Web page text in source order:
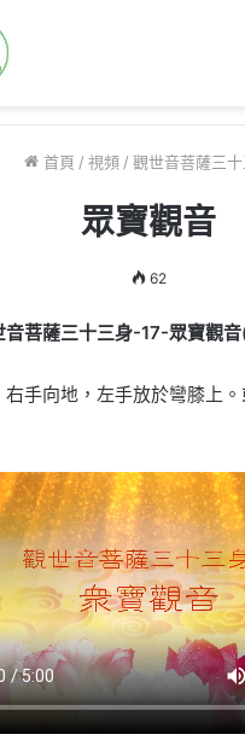
首頁 / 視頻 / 觀世音菩薩三
眾寶觀音
62
音菩薩三十三身-17-眾寶觀
右手向地，左手放於彎膝上